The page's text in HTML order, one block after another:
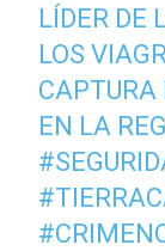
LÍDER DE
LOS
CAPTURA
EN LA